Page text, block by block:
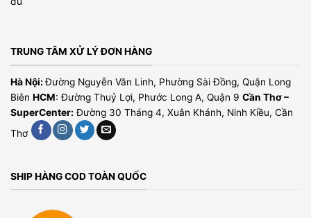
TRUNG TÂM XỬ LÝ ĐƠN HÀNG
Hà Nội:Đường Nguyễn Văn Linh, Phường Sài Đồng, Quận Long
Biên HCM: Đường Thuỷ Lợi, Phước Long A, Quận 9 Cần Thơ –
SuperCenter: Đường 30 Tháng 4, Xuân Khánh, Ninh Kiều, Cần
Thơ
SHIP HÀNG COD TOÀN QUỐC